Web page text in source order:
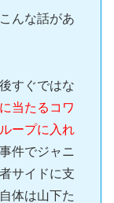
んな話があ
すぐではな
当たるコワ
ープに入れ
件でジャニ
サイドに支
体は山下た